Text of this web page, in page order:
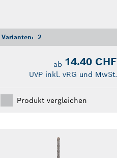
Varianten: 2
ab 14.40 CHF
UVP inkl. vRG und MwSt.
Produkt vergleichen